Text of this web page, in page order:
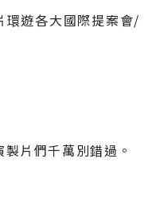
環遊各大國際提案會/
片們千萬別錯過。